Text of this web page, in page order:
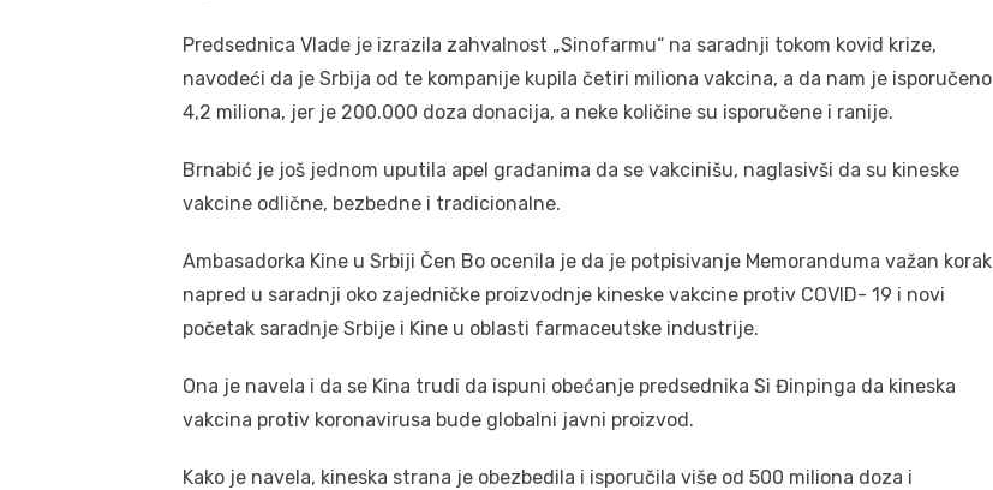
Predsednica Vlade je izrazila zahvalnost „Sinofarmu“ na saradnji tokom kovid krize,
navodeći da je Srbija od te kompanije kupila četiri miliona vakcina, a da nam je isporučeno
4,2 miliona, jer je 200.000 doza donacija, a neke količine su isporučene i ranije.
Brnabić je još jednom uputila apel građanima da se vakcinišu, naglasivši da su kineske
vakcine odlične, bezbedne i tradicionalne.
Ambasadorka Kine u Srbiji Čen Bo ocenila je da je potpisivanje Memoranduma važan korak
napred u saradnji oko zajedničke proizvodnje kineske vakcine protiv COVID- 19 i novi
početak saradnje Srbije i Kine u oblasti farmaceutske industrije.
Ona je navela i da se Kina trudi da ispuni obećanje predsednika Si Đinpinga da kineska
vakcina protiv koronavirusa bude globalni javni proizvod.
Kako je navela, kineska strana je obezbedila i isporučila više od 500 miliona doza i